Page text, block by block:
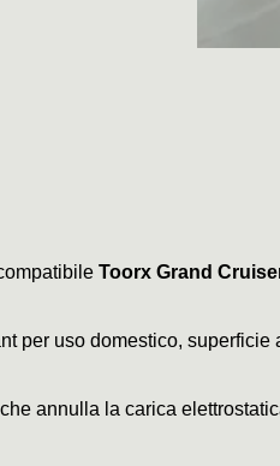
Toorx Grand
per uso domestico,
annulla la carica